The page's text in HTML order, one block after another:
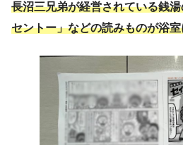
まとめ
長沼三兄弟が経営されている銭
セントー」などの読みものが浴